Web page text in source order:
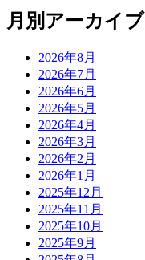
月別アーカイブ
2026年8月
2026年7月
2026年6月
2026年5月
2026年4月
2026年3月
2026年2月
2026年1月
2025年12月
2025年11月
2025年10月
2025年9月